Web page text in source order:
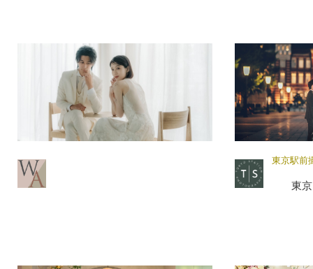
東京駅前
東